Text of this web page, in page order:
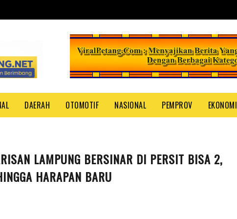
DAERAH OTOMOTIF NASIONAL PEMPROV EKONOMI
LAMPUNG BERSINAR DI PERSIT BISA 2,
HARAPAN BARU